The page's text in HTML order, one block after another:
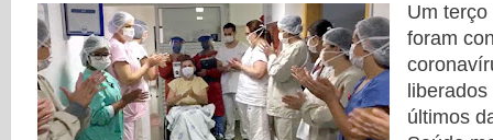
Um
foram
últimos